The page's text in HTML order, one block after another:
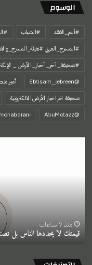
الوسوم
#ألم_الفقد #الشباب
#المسرح_العربي
#صحيفة_ آخر_ أخبار_ الأرض _
@Ebtisam_jebreen
أمير
صحيفة اخر اخبار الأرض الالكترونية
‏@AbuMotazz
منذ 7 ساعات
قيمتك لا يحددها الناس بل